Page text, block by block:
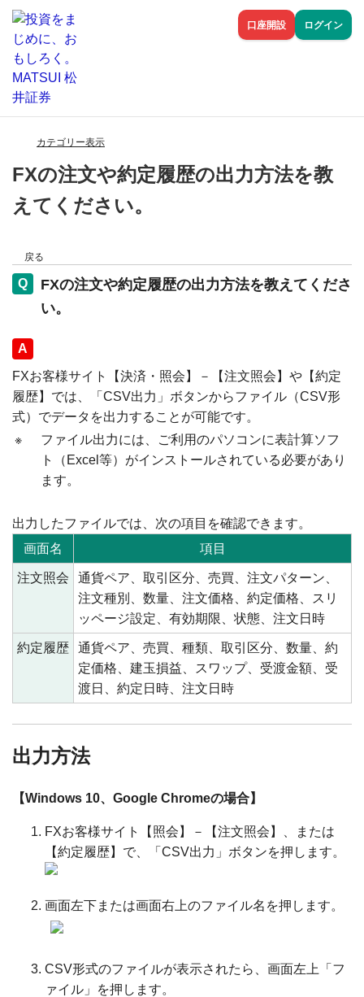
口座開設 ログイン
カテゴリー表示
FXの注文や約定履歴の出力方法を教
えてください。
戻る
FXの注文や約定履歴の出力方法を教えてくださ
い。
回答
FXお客様サイト【決済・照会】－【注文照会】や【約定
履歴】では、「CSV出力」ボタンからファイル（CSV形
式）でデータを出力することが可能です。
※
ファイル出力には、ご利用のパソコンに表計算ソフ
ト（Excel等）がインストールされている必要があり
ます。
出力したファイルでは、次の項目を確認できます。
画面名
項目
注文照会
通貨ペア、取引区分、売買、注文パターン、
注文種別、数量、注文価格、約定価格、スリ
ッページ設定、有効期限、状態、注文日時
約定履歴
通貨ペア、売買、種類、取引区分、数量、約
定価格、建玉損益、スワップ、受渡金額、受
渡日、約定日時、注文日時
出力方法
【Windows 10、Google Chromeの場合】
FXお客様サイト【照会】－【注文照会】、または
【約定履歴】で、「CSV出力」ボタンを押します。
画面左下または画面右上のファイル名を押します。
CSV形式のファイルが表示されたら、画面左上「フ
ァイル」を押します。